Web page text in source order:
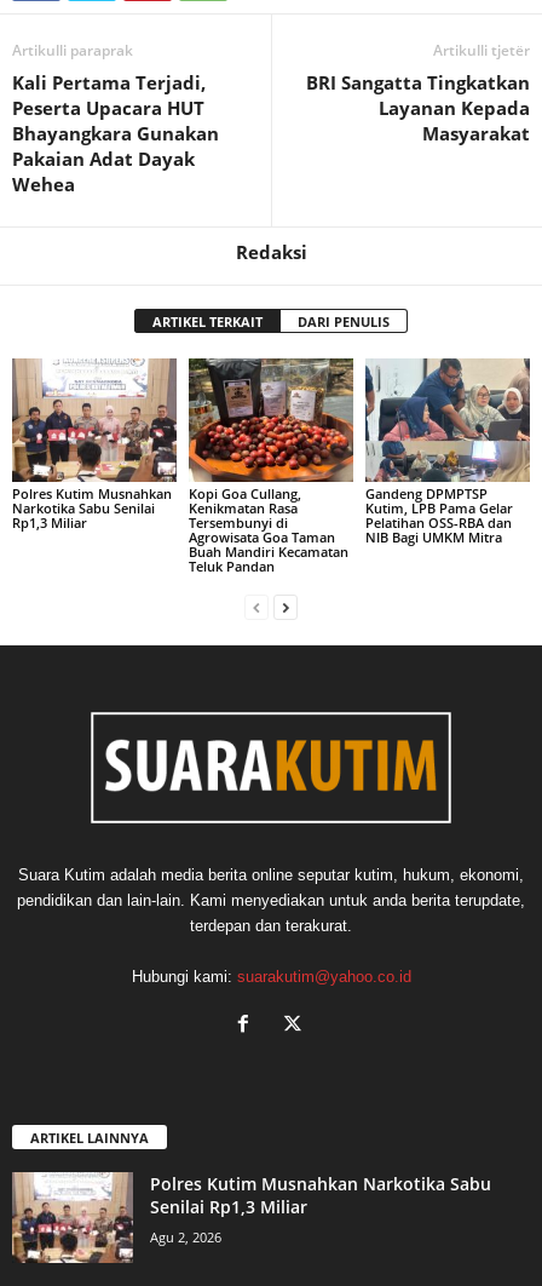
Artikulli paraprak
Kali Pertama Terjadi,
Peserta Upacara HUT
Bhayangkara Gunakan
Pakaian Adat Dayak
Wehea
Artikulli tjetër
BRI Sangatta Tingkatkan
Layanan Kepada
Masyarakat
Redaksi
ARTIKEL TERKAIT DARI PENULIS
Polres Kutim Musnahkan
Narkotika Sabu Senilai
Rp1,3 Miliar
Kopi Goa Cullang,
Kenikmatan Rasa
Tersembunyi di
Agrowisata Goa Taman
Buah Mandiri Kecamatan
Teluk Pandan
Gandeng DPMPTSP
Kutim, LPB Pama Gelar
Pelatihan OSS-RBA dan
NIB Bagi UMKM Mitra
Suara Kutim adalah media berita online seputar kutim, hukum, ekonomi,
pendidikan dan lain-lain. Kami menyediakan untuk anda berita terupdate,
terdepan dan terakurat.
Hubungi kami: suarakutim@yahoo.co.id
ARTIKEL LAINNYA
Polres Kutim Musnahkan Narkotika Sabu
Senilai Rp1,3 Miliar
Agu 2, 2026